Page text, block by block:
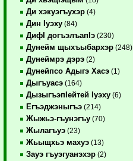
Ди хэкуэгъухэр (4)
Дин Iуэху (84)
ДифI догъэлъапIэ (230)
Дунейм щыхъыбархэр (248)
Дунеймрэ дэрэ (2)
Дунейпсо Адыгэ Хасэ (1)
Дыгъуасэ (164)
ДызыгъэпIейтей Iуэху (6)
Егъэджэныгъэ (214)
Жыжьэ-гъунэгъу (70)
Жылагъуэ (23)
Жьыщхьэ махуэ (13)
Зауэ гъуэгуанэхэр (2)